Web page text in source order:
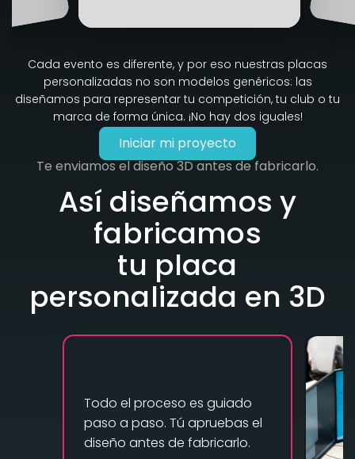
Cada evento es diferente, y por eso nuestras placas
personalizadas no son modelos genéricos: las
diseñamos para representar tu competición, tu club o tu
marca de forma única. ¡No hay dos iguales!
Iniciar mi proyecto
Te enviamos el diseño 3D antes de fabricarlo.
Así diseñamos y
fabricamos
tu placa
personalizada en 3D
Todo el proceso es guiado
paso a paso. Tú apruebas el
diseño antes de fabricarlo.